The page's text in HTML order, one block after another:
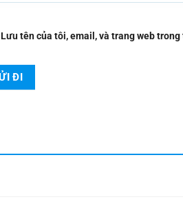
Lưu tên của tôi, email, và trang web